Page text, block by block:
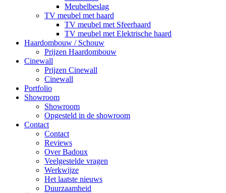
Meubelbeslag
TV meubel met haard
TV meubel met Sfeerhaard
TV meubel met Elektrische haard
Haardombouw / Schouw
Prijzen Haardombouw
Cinewall
Prijzen Cinewall
Cinewall
Portfolio
Showroom
Showroom
Opgesteld in de showroom
Contact
Contact
Reviews
Over Badoux
Veelgestelde vragen
Werkwijze
Het laatste nieuws
Duurzaamheid